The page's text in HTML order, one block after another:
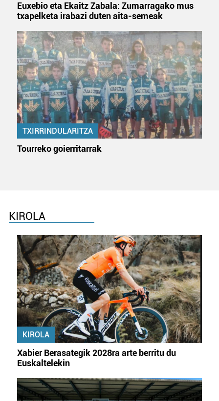
Euxebio eta Ekaitz Zabala: Zumarragako mus
txapelketa irabazi duten aita-semeak
TXIRRINDULARITZA
Tourreko goierritarrak
KIROLA
KIROLA
Xabier Berasategik 2028ra arte berritu du
Euskaltelekin